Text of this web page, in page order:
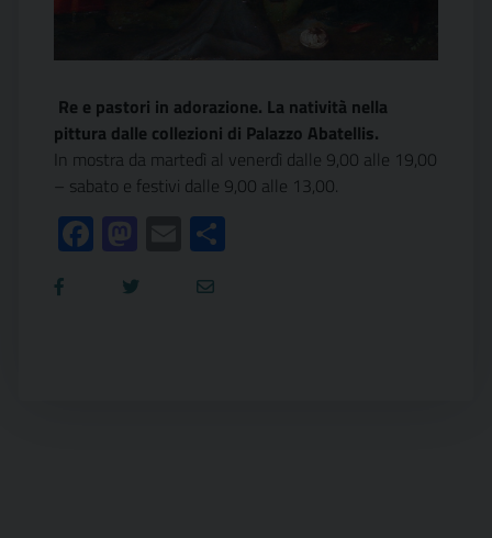
Re e pastori in adorazione. La natività nella
pittura dalle collezioni di Palazzo Abatellis.
In mostra da martedì al venerdì dalle 9,00 alle 19,00
– sabato e festivi dalle 9,00 alle 13,00.
Facebook
Mastodon
Email